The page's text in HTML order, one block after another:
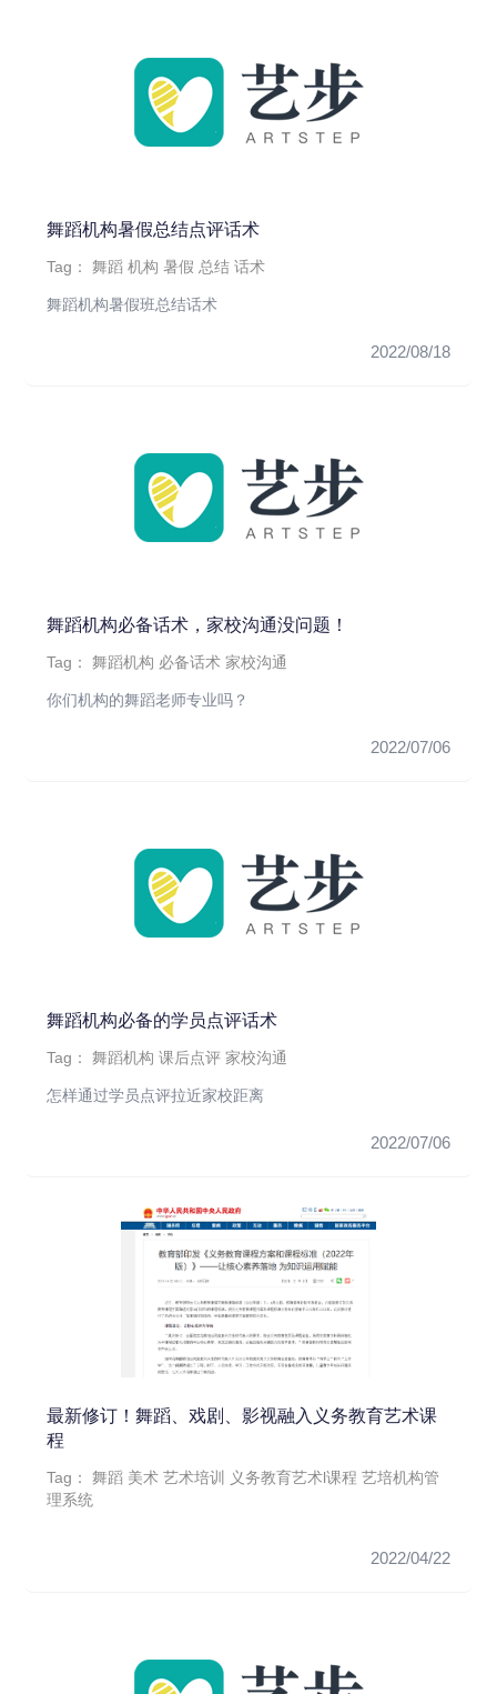
舞蹈机构暑假总结点评话术
Tag：舞蹈 机构 暑假 总结 话术
舞蹈机构暑假班总结话术
2022/08/18
舞蹈机构必备话术，家校沟通没问题！
Tag：舞蹈机构 必备话术 家校沟通
你们机构的舞蹈老师专业吗？
2022/07/06
舞蹈机构必备的学员点评话术
Tag：舞蹈机构 课后点评 家校沟通
怎样通过学员点评拉近家校距离
2022/07/06
最新修订！舞蹈、戏剧、影视融入义务教育艺术课
程
Tag：舞蹈 美术 艺术培训 义务教育艺术l课程 艺培机构管
理系统
2022/04/22